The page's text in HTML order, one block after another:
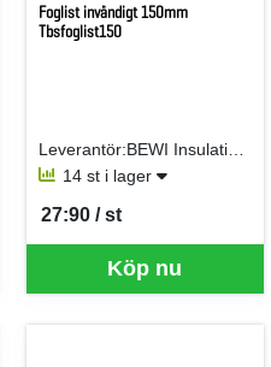
Foglist invändigt 150mm
Tbsfoglist150
14 st i lager
Köp nu
27:90 / st
SEK per ST